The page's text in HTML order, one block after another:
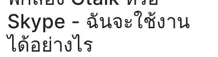
Skype - ฉันจะใช้งาน
ได้อย่างไร